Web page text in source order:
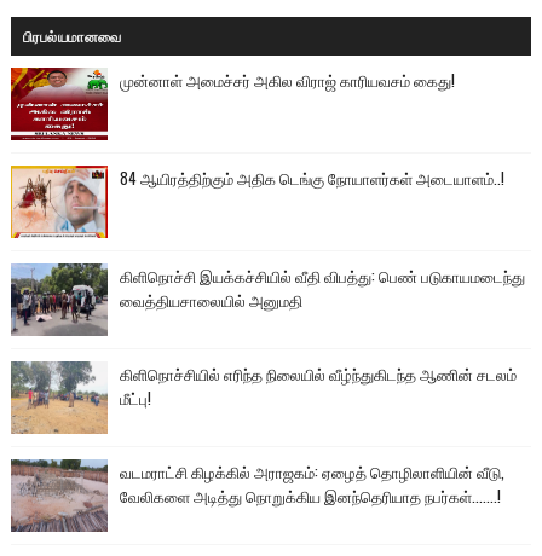
பிரபல்யமானவை
முன்னாள் அமைச்சர் அகில விராஜ் காரியவசம் கைது!
84 ஆயிரத்திற்கும் அதிக டெங்கு நோயாளர்கள் அடையாளம்..!
கிளிநொச்சி இயக்கச்சியில் வீதி விபத்து: பெண் படுகாயமடைந்து
வைத்தியசாலையில் அனுமதி
கிளிநொச்சியில் எரிந்த நிலையில் வீழ்ந்துகிடந்த ஆணின் சடலம்
மீட்பு!
வடமராட்சி கிழக்கில் அராஜகம்: ஏழைத் தொழிலாளியின் வீடு,
வேலிகளை அடித்து நொறுக்கிய இனந்தெரியாத நபர்கள்.......!